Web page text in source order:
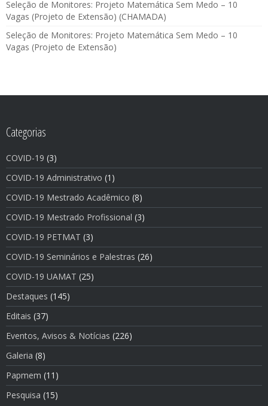
Seleção de Monitores: Projeto Matemática Sem Medo – 10
Vagas (Projeto de Extensão) (CHAMADA)
Seleção de Monitores: Projeto Matemática Sem Medo – 10
Vagas (Projeto de Extensão)
Categorias
COVID-19 (3)
COVID-19 Administrativo (1)
COVID-19 Mestrado Acadêmico (8)
COVID-19 Mestrado Profissional (3)
COVID-19 PETMAT (3)
COVID-19 Seminários e Palestras (26)
COVID-19 UAMAT (25)
Destaques (145)
Editais (37)
Eventos, Avisos & Notí­cias (226)
Galeria (8)
Papmem (11)
Pesquisa (15)